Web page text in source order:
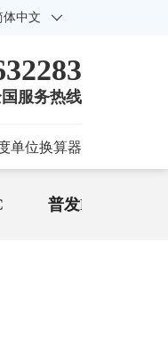
体中文
服务热线
单位换算器
普发Pfeiffer